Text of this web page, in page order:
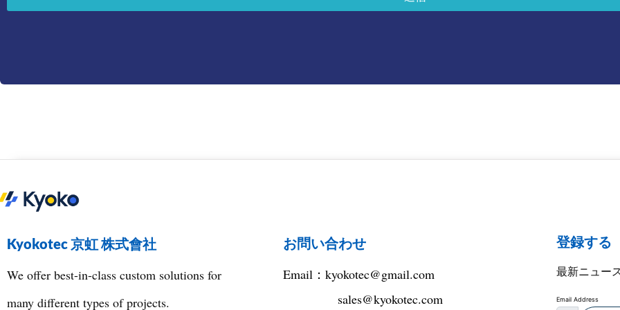
Kyokotec 京虹 株式會社
We offer best-in-class custom solutions for
many different types of projects.
お問い合わせ
Email： kyokotec@gmail.com
sales@kyokotec.com
登録する
最新ニュー
Email Address